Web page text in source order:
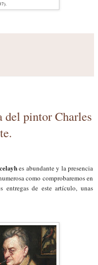
del pintor Charles
es abundante y la presencia
como comprobaremos en
entregas de este artículo, unas